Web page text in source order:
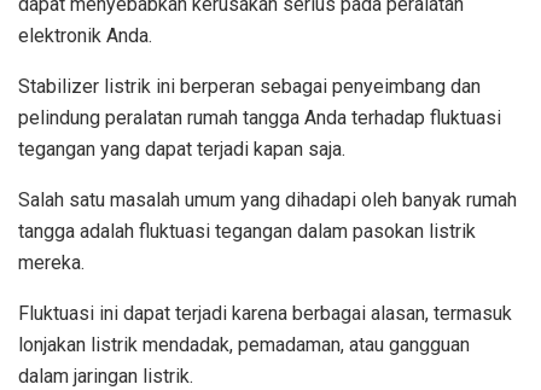
elektronik Anda.
Stabilizer listrik ini berperan sebagai penyeimbang dan
pelindung peralatan rumah tangga Anda terhadap fluktuasi
tegangan yang dapat terjadi kapan saja.
Salah satu masalah umum yang dihadapi oleh banyak rumah
tangga adalah fluktuasi tegangan dalam pasokan listrik
mereka.
Fluktuasi ini dapat terjadi karena berbagai alasan, termasuk
lonjakan listrik mendadak, pemadaman, atau gangguan
dalam jaringan listrik.